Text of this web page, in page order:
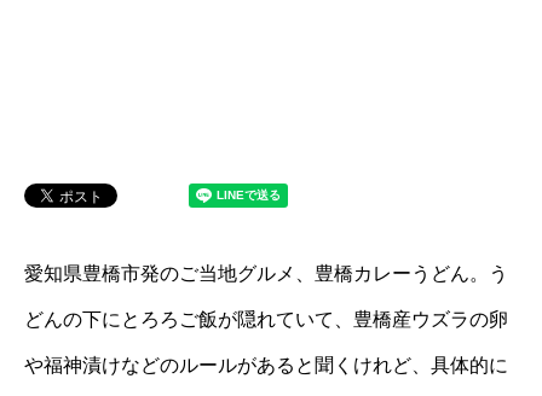
愛知県豊橋市発のご当地グルメ、豊橋カレーうどん。う
どんの下にとろろご飯が隠れていて、豊橋産ウズラの卵
や福神漬けなどのルールがあると聞くけれど、具体的に